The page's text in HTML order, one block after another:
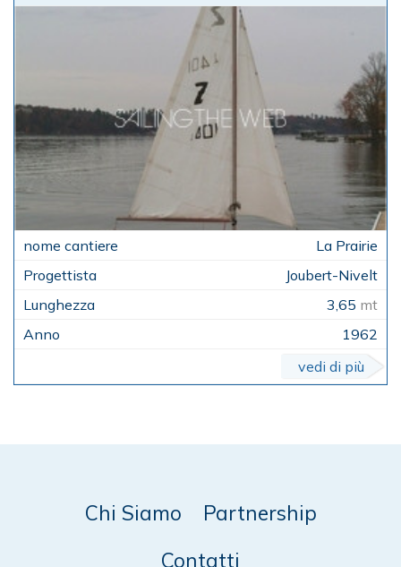
La Prairie
Joubert-Nivelt
3,65 mt
1962
vedi di più
Chi Siamo
Partnership
Contatti